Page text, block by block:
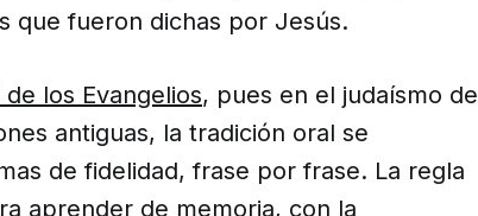
que fueron dichas por Jesús.
los Evangelios, pues en el judaísmo de
antiguas, la tradición oral se
de fidelidad, frase por frase. La regla
aprender de memoria, con la